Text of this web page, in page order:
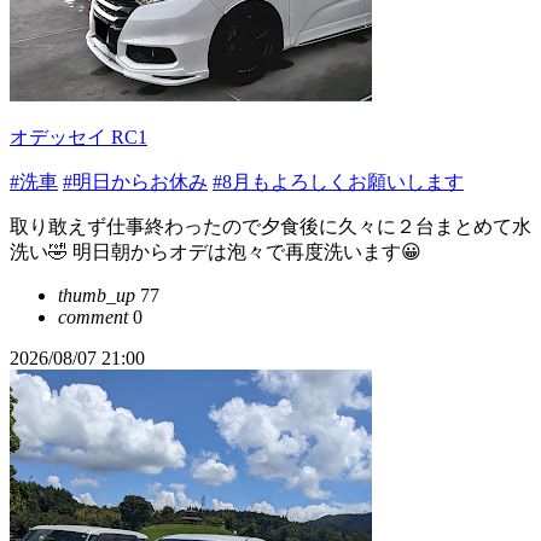
オデッセイ RC1
#洗車 #明日からお休み #8月もよろしくお願いします
取り敢えず仕事終わったので夕食後に久々に２台まとめて水
洗い🤣 明日朝からオデは泡々で再度洗います😀
thumb_up 77
comment0
2026/08/07 21:00